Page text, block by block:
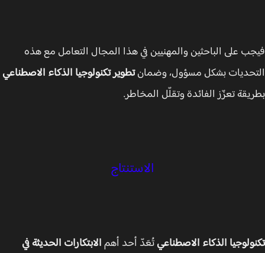
على الباحثين والمهنيين في هذا المجال التعامل مع هذه
بشكل مسؤول، وضمانتطوير تكنولوجيا الذكاء الاصطناعي
تعزّز الفائدة وتقلّل المخاطر.
الاستنتاج
الذكاء الاصطناعيتُعَدّ أحد أهمالابتكارات الحديثة في